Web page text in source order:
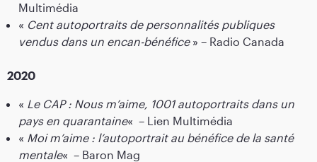
Multimédia
« Cent autoportraits de personnalités publiques
vendus dans un encan-bénéfice» – Radio Canada
2020
« Le CAP : Nous m’aime, 1001 autoportraits dans un
pays en quarantaine« – Lien Multimédia
« Moi m’aime : l’autoportrait au bénéfice de la santé
mentale« – Baron Mag